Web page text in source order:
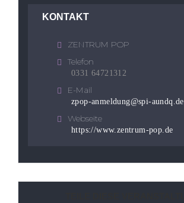
KONTAKT
ZENTRUM POP
Telefon
0331 64721312
E-Mail
zpop-anmeldung@spi-aundq.de
Webseite
https://www.zentrum-pop.de